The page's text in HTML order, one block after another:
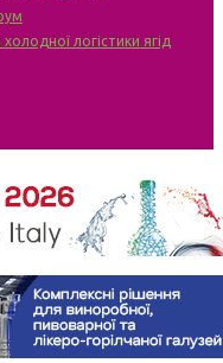
логістики ягід